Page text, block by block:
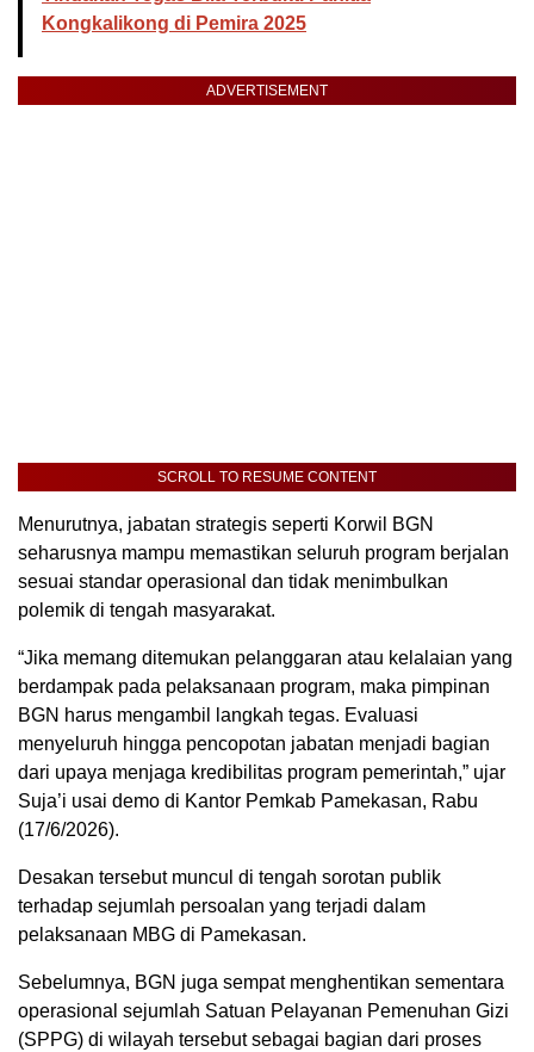
Kongkalikong di Pemira 2025
ADVERTISEMENT
SCROLL TO RESUME CONTENT
Menurutnya, jabatan strategis seperti Korwil BGN
seharusnya mampu memastikan seluruh program berjalan
sesuai standar operasional dan tidak menimbulkan
polemik di tengah masyarakat.
“Jika memang ditemukan pelanggaran atau kelalaian yang
berdampak pada pelaksanaan program, maka pimpinan
BGN harus mengambil langkah tegas. Evaluasi
menyeluruh hingga pencopotan jabatan menjadi bagian
dari upaya menjaga kredibilitas program pemerintah,” ujar
Suja’i usai demo di Kantor Pemkab Pamekasan, Rabu
(17/6/2026).
Desakan tersebut muncul di tengah sorotan publik
terhadap sejumlah persoalan yang terjadi dalam
pelaksanaan MBG di Pamekasan.
Sebelumnya, BGN juga sempat menghentikan sementara
operasional sejumlah Satuan Pelayanan Pemenuhan Gizi
(SPPG) di wilayah tersebut sebagai bagian dari proses